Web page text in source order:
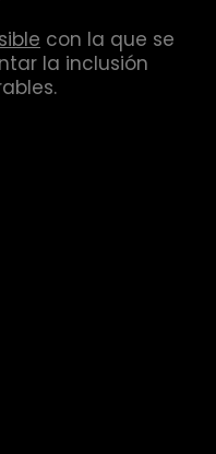
con la que se
la inclusión